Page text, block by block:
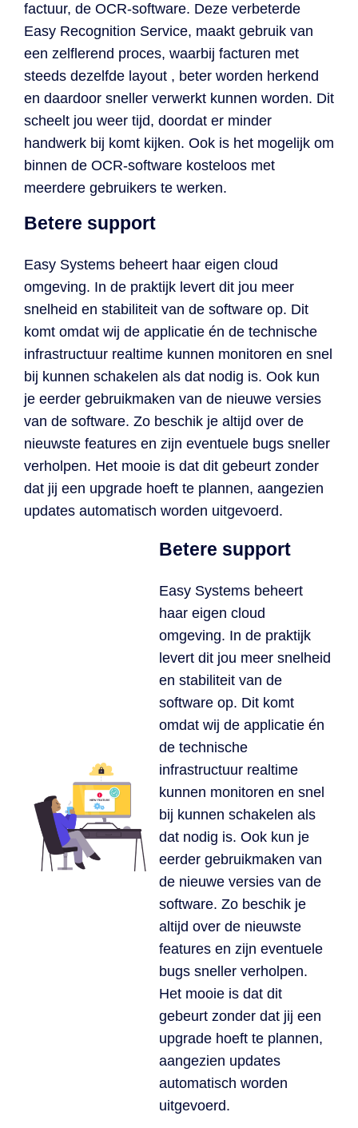
factuur, de OCR-software. Deze verbeterde
Easy Recognition Service, maakt gebruik van
een zelflerend proces, waarbij facturen met
steeds dezelfde layout , beter worden herkend
en daardoor sneller verwerkt kunnen worden. Dit
scheelt jou weer tijd, doordat er minder
handwerk bij komt kijken. Ook is het mogelijk om
binnen de OCR-software kosteloos met
meerdere gebruikers te werken.
Betere support
Easy Systems beheert haar eigen cloud
omgeving. In de praktijk levert dit jou meer
snelheid en stabiliteit van de software op. Dit
komt omdat wij de applicatie én de technische
infrastructuur realtime kunnen monitoren en snel
bij kunnen schakelen als dat nodig is. Ook kun
je eerder gebruikmaken van de nieuwe versies
van de software. Zo beschik je altijd over de
nieuwste features en zijn eventuele bugs sneller
verholpen. Het mooie is dat dit gebeurt zonder
dat jij een upgrade hoeft te plannen, aangezien
updates automatisch worden uitgevoerd.
Betere support
Easy Systems beheert
haar eigen cloud
omgeving. In de praktijk
levert dit jou meer snelheid
en stabiliteit van de
software op. Dit komt
omdat wij de applicatie én
de technische
infrastructuur realtime
kunnen monitoren en snel
bij kunnen schakelen als
dat nodig is. Ook kun je
eerder gebruikmaken van
de nieuwe versies van de
software. Zo beschik je
altijd over de nieuwste
features en zijn eventuele
bugs sneller verholpen.
Het mooie is dat dit
gebeurt zonder dat jij een
upgrade hoeft te plannen,
aangezien updates
automatisch worden
uitgevoerd.